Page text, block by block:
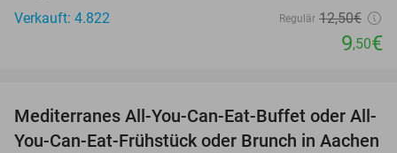
Verkauft: 4.822
Regulär 12,50€
9,50€
23%
Mediterranes All-You-Can-Eat-Buffet oder All-
You-Can-Eat-Frühstück oder Brunch in Aachen